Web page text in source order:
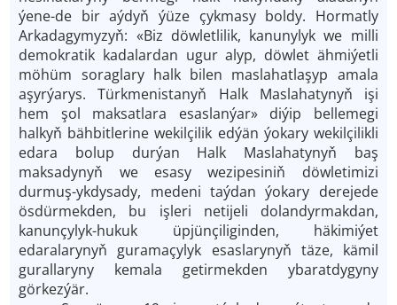
ýene-de bir aýdyň ýüze çykmasy boldy. Hormatly
Arkadagymyzyň: «Biz döwletlilik, kanunylyk we milli
demokratik kadalardan ugur alyp, döwlet ähmiýetli
möhüm soraglary halk bilen maslahatlaşyp amala
aşyrýarys. Türkmenistanyň Halk Maslahatynyň işi
hem şol maksatlara esaslanýar» diýip bellemegi
halkyň bähbitlerine wekilçilik edýän ýokary wekilçilikli
edara bolup durýan Halk Maslahatynyň baş
maksadynyň we esasy wezipesiniň döwletimizi
durmuş-ykdysady, medeni taýdan ýokary derejede
ösdürmekden, bu işleri netijeli dolandyrmakdan,
kanunçylyk-hukuk üpjünçiliginden, häkimiýet
edaralarynyň guramaçylyk esaslarynyň täze, kämil
gurallaryny kemala getirmekden ybaratdygyny
görkezýär.